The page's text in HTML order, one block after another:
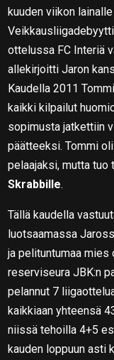
kuuden viikon
ottelussa FC Interiä
allekirjoitti Jaron
Kaudella 2011
kaikki kilpailut
sopimusta jatkettiin
päätteeksi. Tommi
pelaajaksi, mutta
Skrabbille.
Tällä kaudella
luotsaamassa
ja pelituntumaa mies
reserviseura JBK:n
pelannut 7
kaikkiaan yhteensä
niissä tehoilla 4+5
kauden loppuun asti